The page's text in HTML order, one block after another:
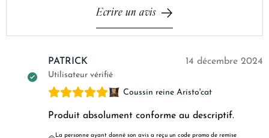
PATRICK
Utilisateur vérifié
14 décembre 2024
Coussin reine Aristo'cat
Produit absolument conforme au descriptif.
La personne ayant donné son avis a reçu un code promo de remise